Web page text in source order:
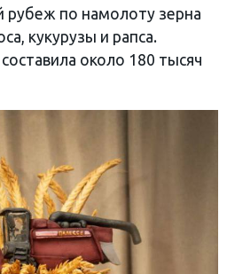
по намолоту зерна
кукурузы и рапса.
около 180 тысяч